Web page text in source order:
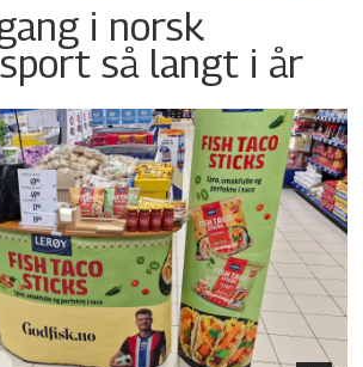
i norsk
så langt i år